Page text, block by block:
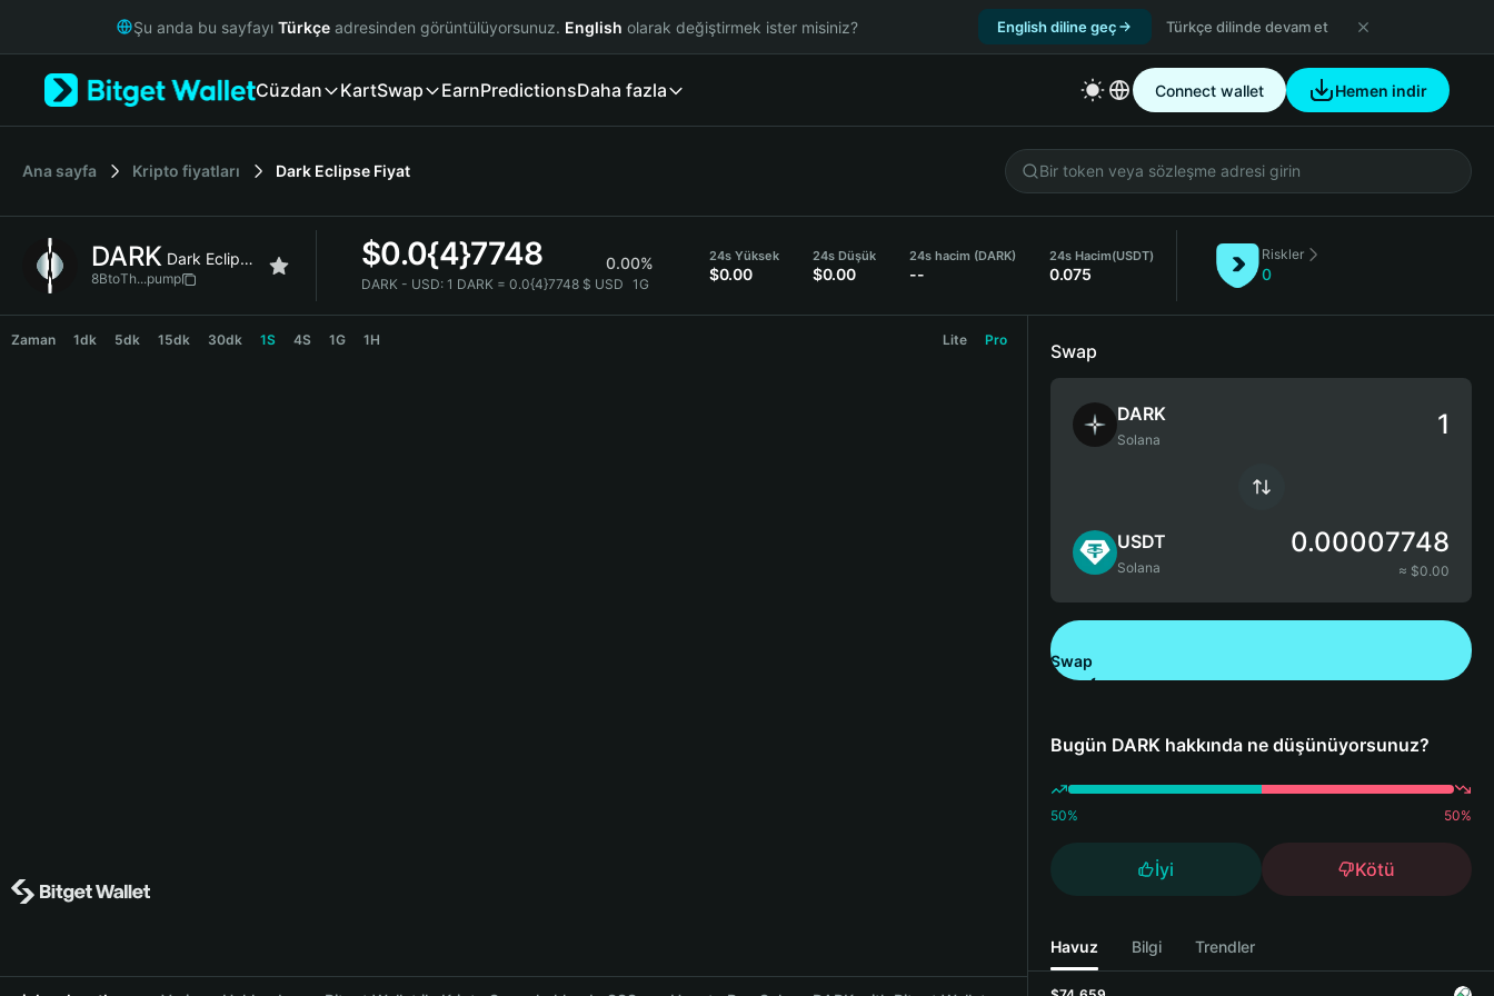
Русский
Italiano
简体中文
繁體中文
Bahasa Indonesia
Şu anda bu sayfayı Türkçe adresinden görüntülüyorsunuz. English olarak değiştirmek ister misiniz? English diline geç Türkçe dilinde devam et
Cüzdan KartSwap EarnPredictionsDaha fazla Connect wallet Hemen indir
Ana sayfa Kripto fiyatları Dark Eclipse Fiyat
DARK Dark Eclipse
8BtoTh...pump
$0.0{4}7748 0.00%
DARK - USD: 1 DARK = 0.0{4}7748 $ USD 1G
24s Yüksek
$0.00
24s Düşük
$0.00
24s hacim (DARK)
--
24s Hacim(USDT)
0.075
Riskler
0
Zaman 1dk 5dk 15dk 30dk 1S 4S 1G 1H Lite Pro
Swap
DARK
Solana
USDT
Solana
0.00007748
≈ $0.00
Swap
Bugün DARK hakkında ne düşünüyorsunuz?
50% 50%
İyi Kötü
Havuz Bilgi Trendler